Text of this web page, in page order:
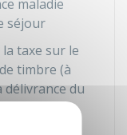
maladie
séjour
taxe sur le
timbre (à
du